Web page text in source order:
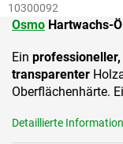
10300092
Osmo Hartwachs-
Ein
transparenter
Oberflächenhärte.
Detaillierte